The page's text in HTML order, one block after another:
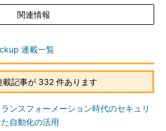
だ。それはインフラの標準化と集約を行
われは管理に時間を取られすぎることな
幾つかの解決策を考えなければならな
プライアンス：統合型の脅威管理イン
んどのニーズに対応できるほど堅牢（け
関連情報
連載一覧
載記事が 332 件あります
ンスフォーメーション時代のセキュリ
自動化の活用